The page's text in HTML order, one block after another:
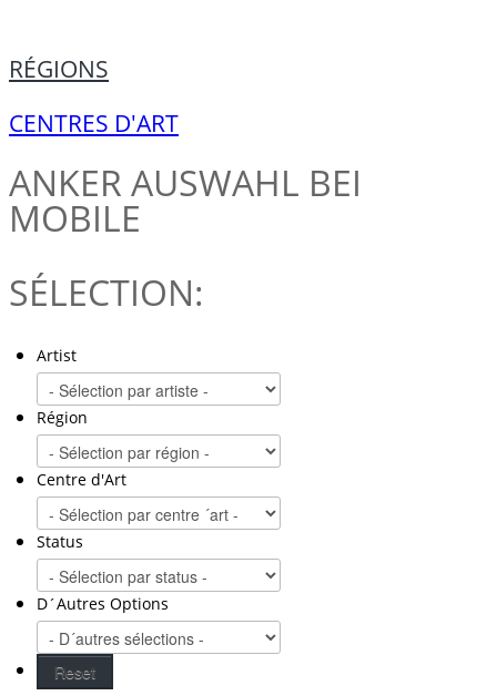
RÉGIONS
CENTRES D'ART
ANKER AUSWAHL BEI
MOBILE
SÉLECTION:
Artist
Région
Centre d'Art
Status
D´Autres Options